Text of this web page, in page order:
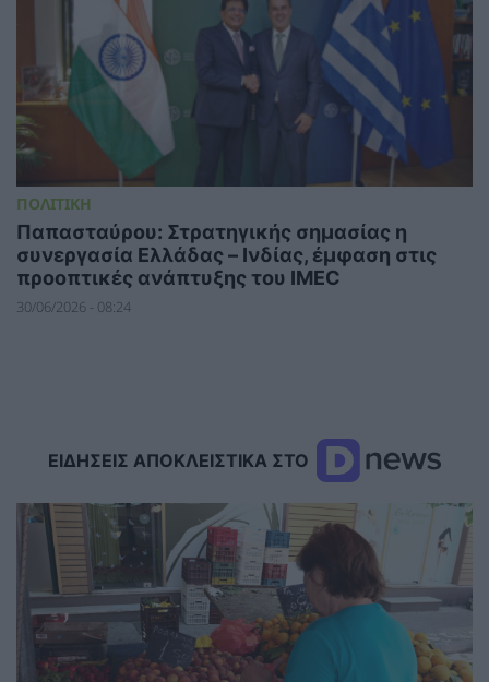
ΠΟΛΙΤΙΚΗ
Παπασταύρου: Στρατηγικής σημασίας η
συνεργασία Ελλάδας – Ινδίας, έμφαση στις
προοπτικές ανάπτυξης του IMEC
30/06/2026 - 08:24
ΕΙΔΗΣΕΙΣ ΑΠΟΚΛΕΙΣΤΙΚΑ ΣΤΟ